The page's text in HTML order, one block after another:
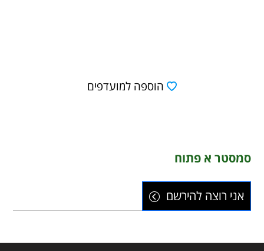
הוספה למועדפים
סמסטר א פתוח
אני רוצה להירשם